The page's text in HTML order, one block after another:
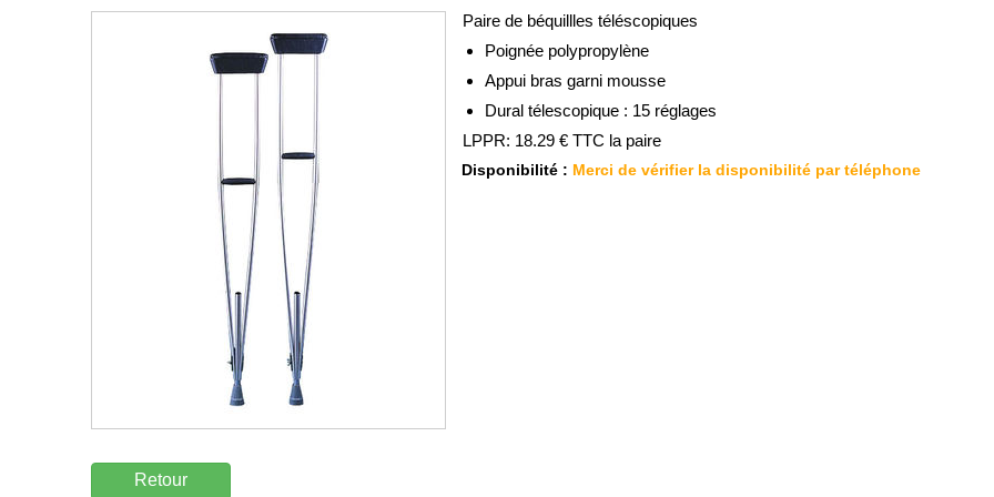
Paire de béquillles téléscopiques
Poignée polypropylène
Appui bras garni mousse
Dural télescopique : 15 réglages
LPPR: 18.29 € TTC la paire
Disponibilité : Merci de vérifier la disponibilité par téléphone
Retour